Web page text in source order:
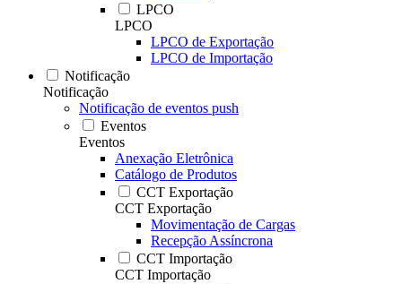
LPCO
LPCO
LPCO de Exportação
LPCO de Importação
Notificação
Notificação
Notificação de eventos push
Eventos
Eventos
Anexação Eletrônica
Catálogo de Produtos
CCT Exportação
CCT Exportação
Movimentação de Cargas
Recepção Assíncrona
CCT Importação
CCT Importação